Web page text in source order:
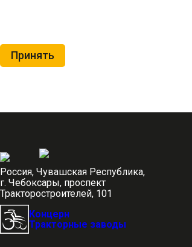
Принять
Россия, Чувашская Республика,
г. Чебоксары, проспект
Тракторостроителей, 101
Концерн
Тракторные заводы